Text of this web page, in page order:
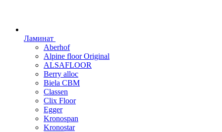
Ламинат
Aberhof
Alpine floor Original
ALSAFLOOR
Berry alloc
Biela CBM
Classen
Clix Floor
Egger
Kronospan
Kronostar